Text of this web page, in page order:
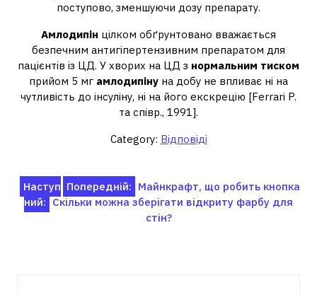
поступово, зменшуючи дозу препарату.
Амлодипін цілком обґрунтовано вважається
безпечним антигіпертензивним препаратом для
пацієнтів із ЦД. У хворих на ЦД з нормальним тиском
прийом 5 мг амлодипіну на добу не впливає ні на
чутливість до інсуліну, ні на його екскрецію [Ferrari P.
та співр., 1991].
Category: Відповіді
Навігація
записів
Попередній: Майнкрафт, що робить кнопка
Наступ
ний: Скільки можна зберігати відкриту фарбу для
стін?